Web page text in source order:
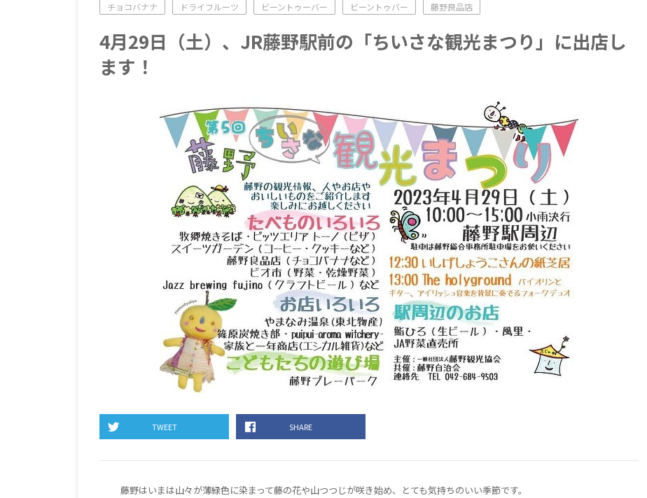
チョコバナナ
ドライフルーツ ビーントゥーバー ビーントゥバー 藤野良品店
4月29日（土）、JR藤野駅前の「ちいさな観光まつり」に出店し
ます！
TWEET SHARE
藤野はいまは山々が薄緑色に染まって藤の花や山つつじが咲き始め、とても気持ちのいい季節です。